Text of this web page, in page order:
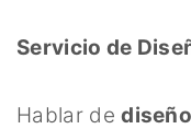
Servicio de
Hablar de